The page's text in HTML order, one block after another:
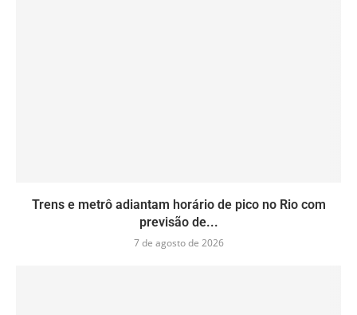
Trens e metrô adiantam horário de pico no Rio com
previsão de...
7 de agosto de 2026